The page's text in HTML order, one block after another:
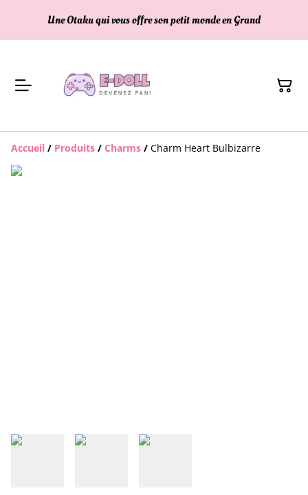
Une Otaku qui vous offre son petit monde en Grand
Accueil / Produits / Charms / Charm Heart Bulbizarre